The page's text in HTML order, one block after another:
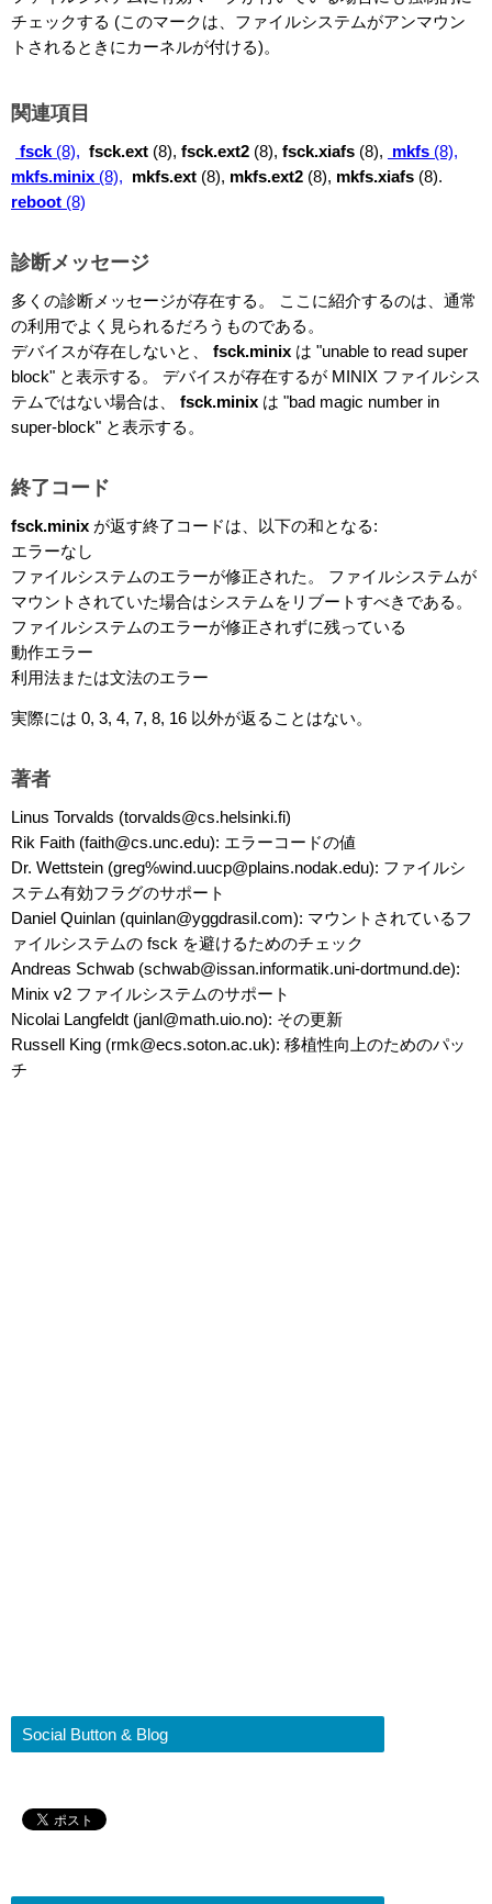
チェックする (このマークは、ファイルシステムがアンマウン
トされるときにカーネルが付ける)。
関連項目
fsck (8), fsck.ext (8), fsck.ext2 (8), fsck.xiafs (8), mkfs (8),
mkfs.minix (8), mkfs.ext (8), mkfs.ext2 (8), mkfs.xiafs (8).
reboot (8)
診断メッセージ
多くの診断メッセージが存在する。 ここに紹介するのは、通常
の利用でよく見られるだろうものである。
デバイスが存在しないと、 fsck.minix は "unable to read super
block" と表示する。 デバイスが存在するが MINIX ファイルシス
テムではない場合は、 fsck.minix は "bad magic number in
super-block" と表示する。
終了コード
fsck.minix が返す終了コードは、以下の和となる:
エラーなし
ファイルシステムのエラーが修正された。 ファイルシステムが
マウントされていた場合はシステムをリブートすべきである。
ファイルシステムのエラーが修正されずに残っている
動作エラー
利用法または文法のエラー
実際には 0, 3, 4, 7, 8, 16 以外が返ることはない。
著者
Linus Torvalds (torvalds@cs.helsinki.fi)
Rik Faith (faith@cs.unc.edu): エラーコードの値
Dr. Wettstein (greg%wind.uucp@plains.nodak.edu): ファイルシ
ステム有効フラグのサポート
Daniel Quinlan (quinlan@yggdrasil.com): マウントされているフ
ァイルシステムの fsck を避けるためのチェック
Andreas Schwab (schwab@issan.informatik.uni-dortmund.de):
Minix v2 ファイルシステムのサポート
Nicolai Langfeldt (janl@math.uio.no): その更新
Russell King (rmk@ecs.soton.ac.uk): 移植性向上のためのパッ
チ
Social Button & Blog